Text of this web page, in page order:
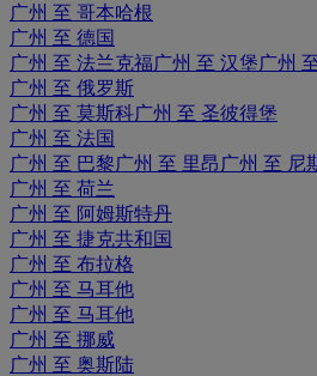
广州 至 哥本哈根
广州 至 德国
广州 至 法兰克福广州 至 汉堡广州
广州 至 俄罗斯
广州 至 莫斯科广州 至 圣彼得堡
广州 至 法国
广州 至 巴黎广州 至 里昂 广州 至 尼
广州 至 荷兰
广州 至 阿姆斯特丹
广州 至 捷克共和国
广州 至 布拉格
广州 至 马耳他
广州 至 马耳他
广州 至 挪威
广州 至 奥斯陆